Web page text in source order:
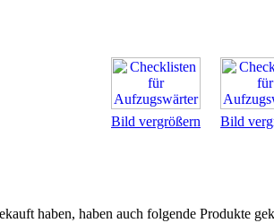
Bild vergrößern Bild
haben, haben auch folgende Produkte